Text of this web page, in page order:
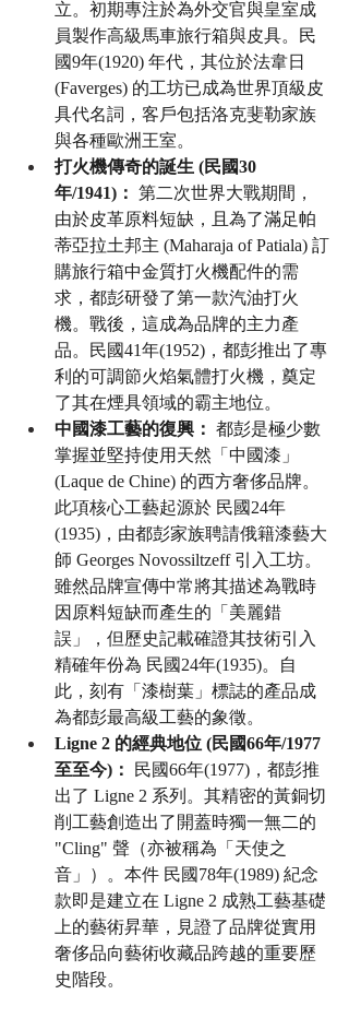
立。初期專注於為外交官與皇室成
員製作高級馬車旅行箱與皮具。民
國9年(1920) 年代，其位於法韋日
(Faverges) 的工坊已成為世界頂級皮
具代名詞，客戶包括洛克斐勒家族
與各種歐洲王室。
打火機傳奇的誕生 (民國30
年/1941)： 第二次世界大戰期間，
由於皮革原料短缺，且為了滿足帕
蒂亞拉土邦主 (Maharaja of Patiala) 訂
購旅行箱中金質打火機配件的需
求，都彭研發了第一款汽油打火
機。戰後，這成為品牌的主力產
品。民國41年(1952)，都彭推出了專
利的可調節火焰氣體打火機，奠定
了其在煙具領域的霸主地位。
中國漆工藝的復興： 都彭是極少數
掌握並堅持使用天然「中國漆」
(Laque de Chine) 的西方奢侈品牌。
此項核心工藝起源於 民國24年
(1935)，由都彭家族聘請俄籍漆藝大
師 Georges Novossiltzeff 引入工坊。
雖然品牌宣傳中常將其描述為戰時
因原料短缺而產生的「美麗錯
誤」，但歷史記載確證其技術引入
精確年份為 民國24年(1935)。自
此，刻有「漆樹葉」標誌的產品成
為都彭最高級工藝的象徵。
Ligne 2 的經典地位 (民國66年/1977
至至今)：
民國66年(1977)，都彭推
出了 Ligne 2 系列。其精密的黃銅切
削工藝創造出了開蓋時獨一無二的
"Cling" 聲（亦被稱為「天使之
音」）。本件 民國78年(1989) 紀念
款即是建立在 Ligne 2 成熟工藝基礎
上的藝術昇華，見證了品牌從實用
奢侈品向藝術收藏品跨越的重要歷
史階段。